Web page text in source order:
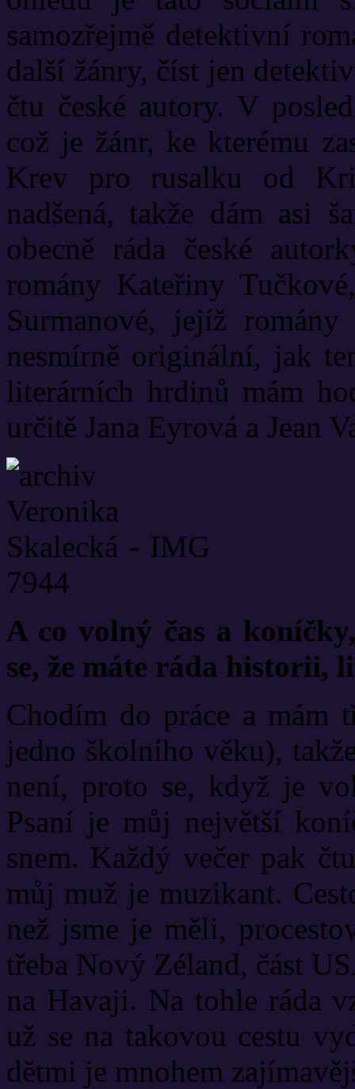
samozřejmě detektivní
další žánry, číst jen
čtu české autory. V
což je žánr, ke kterému
Krev pro rusalku od
nadšená, takže dám asi
obecně ráda české
romány Kateřiny
Surmanové, jejíž
nesmírně originální, jak
literárních hrdinů mám
určitě Jana Eyrová a Jean
A co volný čas a
se, že máte ráda historii,
Chodím do práce a mám
jedno školního věku),
není, proto se, když je
Psaní je můj největší
snem. Každý večer pak
můj muž je muzikant.
než jsme je měli,
třeba Nový Zéland, část
na Havaji. Na tohle ráda
už se na takovou cestu
dětmi je mnohem